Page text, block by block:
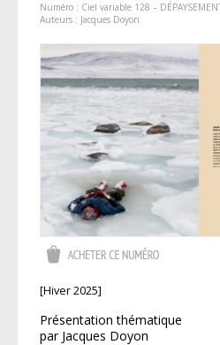
Numéro : Ciel variable 128 –
Auteurs : Jacques Doyon
[Hiver 2025]
Présentation thématique
par Jacques Doyon